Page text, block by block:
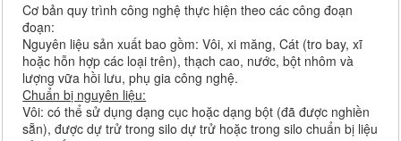
Cơ bản quy trình công nghệ thực hiện theo các công đoạn
đoạn:
Nguyên liệu sản xuất bao gồm: Vôi, xi măng, Cát (tro bay, xĩ
hoặc hỗn hợp các loại trên), thạch cao, nước, bột nhôm và
lượng vữa hồi lưu, phụ gia công nghệ.
Chuẩn bị nguyên liệu:
Vôi: có thể sử dụng dạng cục hoặc dạng bột (đã được nghiền
sẵn), được dự trử trong silo dự trử hoặc trong silo chuẩn bị liệu